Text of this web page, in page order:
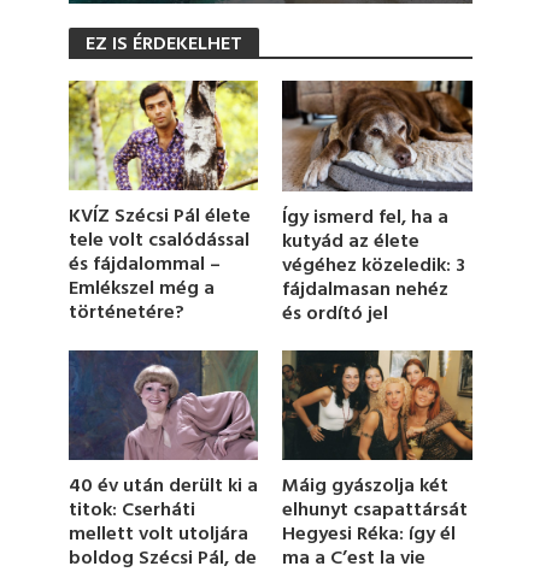
s
o
n
d
s
o
f
m
i
n
u
t
e
1
8
s
e
c
d
s
EZ IS ÉRDEKELHET
KVÍZ Szécsi Pál élete
tele volt csalódással
és fájdalommal –
Emlékszel még a
történetére?
Így ismerd fel, ha a
kutyád az élete
végéhez közeledik: 3
fájdalmasan nehéz
és ordító jel
40 év után derült ki a
titok: Cserháti
mellett volt utoljára
boldog Szécsi Pál, de
Máig gyászolja két
elhunyt csapattársát
Hegyesi Réka: így él
ma a C’est la vie